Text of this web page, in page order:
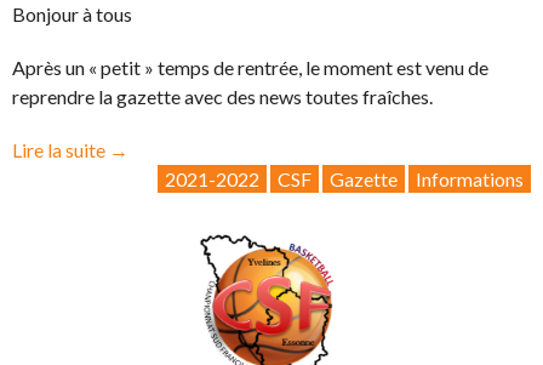
Bonjour à tous
Après un « petit » temps de rentrée, le moment est venu de
reprendre la gazette avec des news toutes fraîches.
Lire la suite « La
Gazette
Basketball… »
→
2021-2022
CSF Gazette Informations